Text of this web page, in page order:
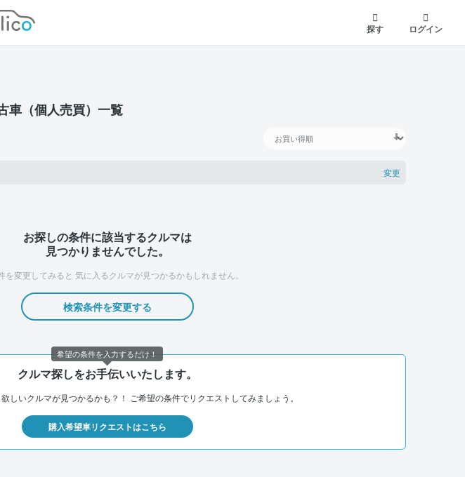
リコ
探す
ログイン
車（個人売買）一覧
変更
お探しの条件に該当するクルマは
見つかりませんでした。
を変更してみると 気に入るクルマが見つかるかもしれません。
検索条件を変更する
クルマ探しをお手伝いいたします。
しいクルマが見つかるかも？！ ご希望の条件でリクエストしてみましょう。
購入希望車リクエストはこちら
希望の条件を入力するだけ！